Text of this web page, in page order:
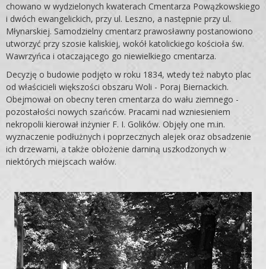
chowano w wydzielonych kwaterach Cmentarza Powązkowskiego
i dwóch ewangelickich, przy ul. Leszno, a następnie przy ul.
Młynarskiej. Samodzielny cmentarz prawo­sławny postanowiono
utworzyć przy szosie kaliskiej, wokół katolickiego kościoła św.
Wawrzyńca i otaczającego go niewiel­kiego cmentarza.
Decyzję o budowie podjęto w roku 1834, wtedy też nabyto plac
od właścicieli większości obszaru Woli - Poraj Biernackich.
Obejmował on obecny teren cmentarza do wału ziemnego -
pozostałości nowych szańców. Pracami nad wzniesieniem
nekropolii kierował inżynier F. I. Golików. Objęły one m.in.
wyznaczenie podłużnych i poprzecznych alejek oraz obsadzenie
ich drzewami, a także obłożenie darni­ną uszkodzonych w
niektórych miejscach wałów.